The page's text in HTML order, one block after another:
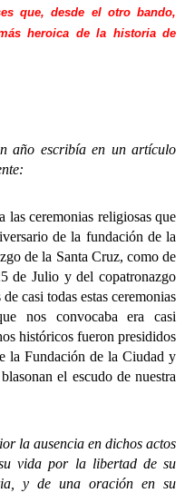
que, desde el otro bando,
heroica de la historia de
escribía en un artículo
las ceremonias religiosas que
de la fundación de la
de la Santa Cruz, como de
de Julio y del copatronazgo
casi todas estas ceremonias
nos convocaba era casi
históricos fueron presididos
la Fundación de la Ciudad y
el escudo de nuestra
ausencia en dichos actos
vida por la libertad de su
y de una oración en su